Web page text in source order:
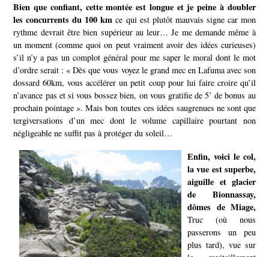
Bien que confiant, cette montée est longue et je peine à doubler
les concurrents du 100 km ce qui est plutôt mauvais signe car mon
rythme devrait être bien supérieur au leur… Je me demande même à
un moment (comme quoi on peut vraiment avoir des idées curieuses)
s’il n’y a pas un complot général pour me saper le moral dont le mot
d’ordre serait : « Dès que vous voyez le grand mec en Lafuma avec son
dossard 60km, vous accélérer un petit coup pour lui faire croire qu’il
n’avance pas et si vous bossez bien, on vous gratifie de 5’ de bonus au
prochain pointage ».Mais bon toutes ces idées saugrenues ne sont que
tergiversations d’un mec dont le volume capillaire pourtant non
négligeable ne suffit pas à protéger du soleil…
Enfin, voici le col,
la vue est superbe,
aiguille et glacier
de Bionnassay,
dômes de Miage,
Truc (où nous
passerons un peu
plus tard), vue sur